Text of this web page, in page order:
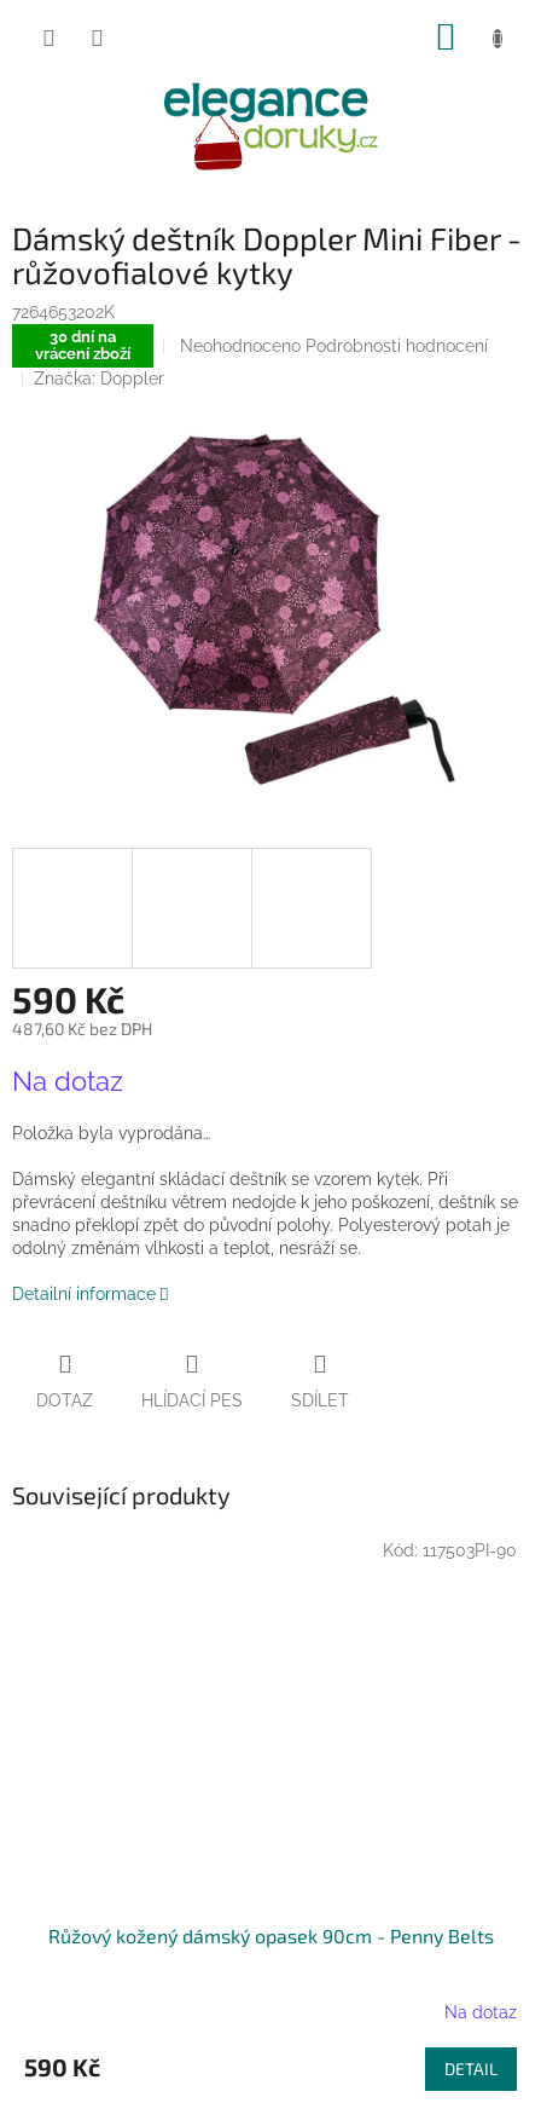
Dámský deštník Doppler Mini Fiber -
růžovofialové kytky
7264653202K
30 dní na
vrácení zboží
Průměrné
0,0
z
5
hvězdiček.
Neohodnoceno Podrobnosti hodnocení
Značka: Doppler
590 Kč
487,60 Kč bez DPH
cena:
Na dotaz
Položka byla vyprodána…
Dámský elegantní skládací deštník se vzorem kytek. Při
převrácení deštníku větrem nedojde k jeho poškození, deštník se
snadno překlopí zpět do původní polohy. Polyesterový potah je
odolný změnám vlhkosti a teplot, nesráží se.
Detailní informace
DOTAZ HLÍDACÍ PES SDÍLET
Související produkty
Růžový kožený dámský opasek 90cm - Penny Belts
Na dotaz
590 Kč DETAIL
Kód: 117503PI-90